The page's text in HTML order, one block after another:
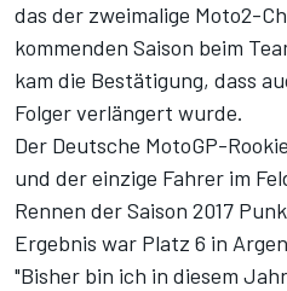
das der zweimalige Moto2-
kommenden Saison beim
kam die Bestätigung, dass
Folger verlängert wurde.
Der Deutsche MotoGP-
und der einzige Fahrer im
Rennen der Saison 2017
Ergebnis war Platz 6 in
"Bisher bin ich in diesem